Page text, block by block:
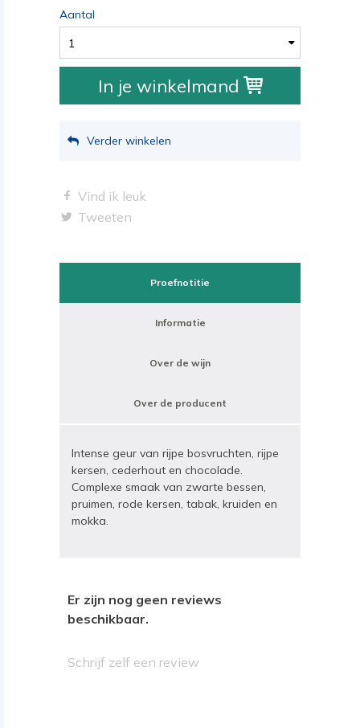
Aantal
1
In je winkelmand
Verder winkelen
Vind ik leuk
Tweeten
Proefnotitie
Informatie
Over de wijn
Over de producent
Intense geur van rijpe bosvruchten, rijpe
kersen, cederhout en chocolade.
Complexe smaak van zwarte bessen,
pruimen, rode kersen, tabak, kruiden en
mokka.
Er zijn nog geen reviews
beschikbaar.
Schrijf zelf een review